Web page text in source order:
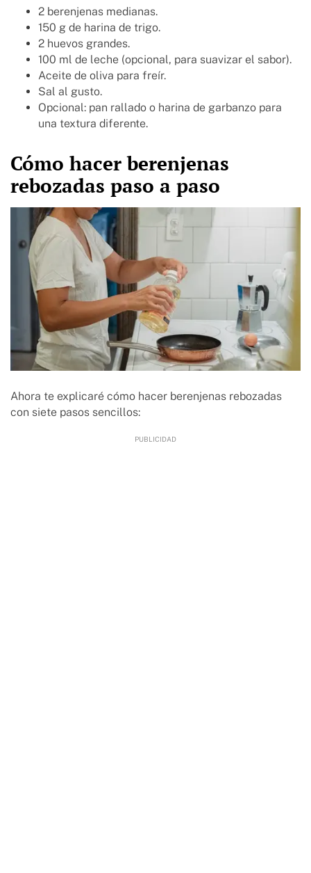
2 berenjenas medianas.
150 g de harina de trigo.
2 huevos grandes.
100 ml de leche (opcional, para suavizar el sabor).
Aceite de oliva para freír.
Sal al gusto.
Opcional: pan rallado o harina de garbanzo para
una textura diferente.
Cómo hacer berenjenas
rebozadas paso a paso
Ahora te explicaré cómo hacer berenjenas rebozadas
con siete pasos sencillos: